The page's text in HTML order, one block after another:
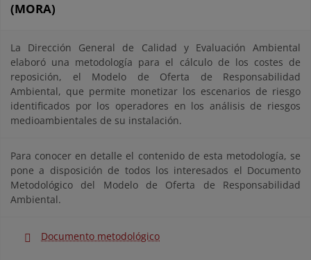
(MORA)
La Dirección General de Calidad y Evaluación Ambiental
elaboró una metodología para el cálculo de los costes de
reposición, el Modelo de Oferta de Responsabilidad
Ambiental, que permite monetizar los escenarios de riesgo
identificados por los operadores en los análisis de riesgos
medioambientales de su instalación.
Para conocer en detalle el contenido de esta metodología, se
pone a disposición de todos los interesados el Documento
Metodológico del Modelo de Oferta de Responsabilidad
Ambiental.
Documento metodológico